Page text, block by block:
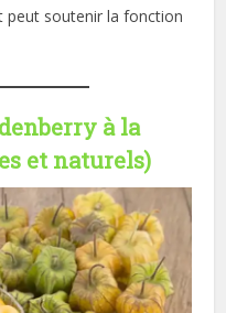
peut soutenir la fonction
à la
et naturels)